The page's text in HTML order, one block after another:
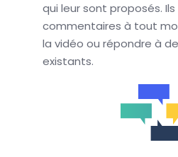
qui leur sont proposés.
commentaires à tout
la vidéo ou répondre à
existants.